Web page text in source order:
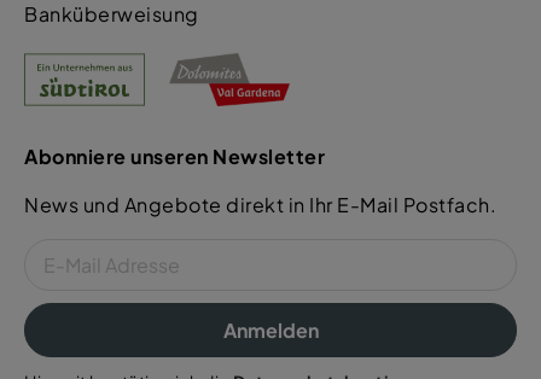
Banküberweisung
Abonniere unseren Newsletter
News und Angebote direkt in Ihr E-Mail Postfach.
Anmelden